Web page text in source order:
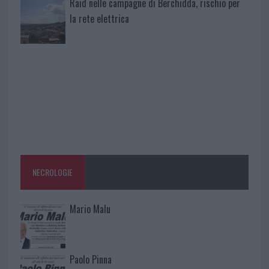
la rete elettrica
NECROLOGIE
Mario Malu
Paolo Pinna